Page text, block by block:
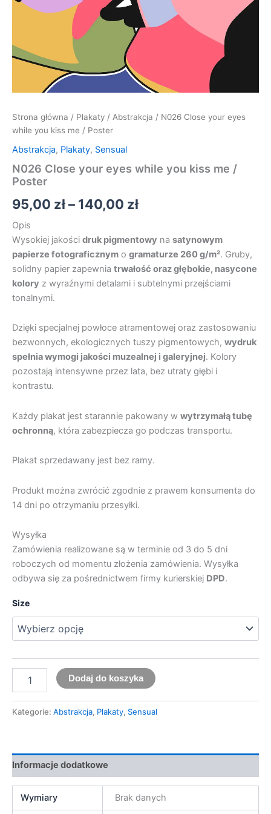
Strona główna / Plakaty / Abstrakcja / N026 Close your eyes
while you kiss me / Poster
Abstrakcja, Plakaty, Sensual
N026 Close your eyes while you kiss me /
Poster
95,00 zł– 140,00 zł
Opis
Wysokiej jakości druk pigmentowy na satynowym
papierze fotograficznym o gramaturze 260 g/m². Gruby,
solidny papier zapewnia trwałość oraz głębokie, nasycone
kolory z wyraźnymi detalami i subtelnymi przejściami
tonalnymi.
Dzięki specjalnej powłoce atramentowej oraz zastosowaniu
bezwonnych, ekologicznych tuszy pigmentowych, wydruk
spełnia wymogi jakości muzealnej i galeryjnej. Kolory
pozostają intensywne przez lata, bez utraty głębi i
kontrastu.
Każdy plakat jest starannie pakowany w wytrzymałą tubę
ochronną, która zabezpiecza go podczas transportu.
Plakat sprzedawany jest bez ramy.
Produkt można zwrócić zgodnie z prawem konsumenta do
14 dni po otrzymaniu przesyłki.
Wysyłka
Zamówienia realizowane są w terminie od 3 do 5 dni
roboczych od momentu złożenia zamówienia. Wysyłka
odbywa się za pośrednictwem firmy kurierskiej DPD.
Size
Dodaj do koszyka
Kategorie: Abstrakcja, Plakaty, Sensual
Informacje dodatkowe
Wymiary Brak danych